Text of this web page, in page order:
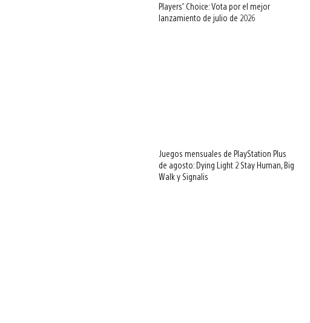
Players’ Choice: Vota por el mejor
lanzamiento de julio de 2026
Juegos mensuales de PlayStation Plus
de agosto: Dying Light 2 Stay Human, Big
Walk y Signalis